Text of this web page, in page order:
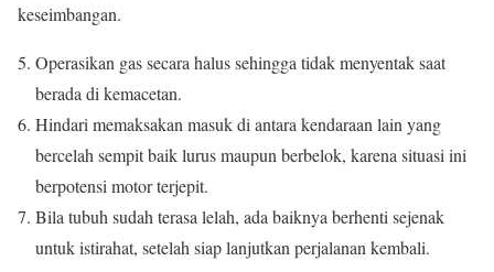
keseimbangan.
Operasikan gas secara halus sehingga tidak menyentak saat
berada di kemacetan.
Hindari memaksakan masuk di antara kendaraan lain yang
bercelah sempit baik lurus maupun berbelok, karena situasi ini
berpotensi motor terjepit.
Bila tubuh sudah terasa lelah, ada baiknya berhenti sejenak
untuk istirahat, setelah siap lanjutkan perjalanan kembali.